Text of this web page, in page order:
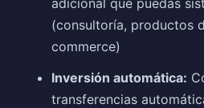
adicional que puedas
(consultoría, productos
commerce)
Inversión automática:
transferencias